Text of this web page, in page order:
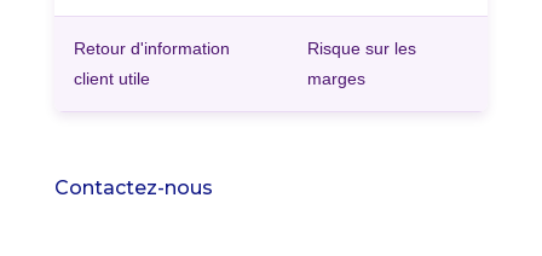
Retour d'information
client utile
Risque sur les
marges
Contactez-nous